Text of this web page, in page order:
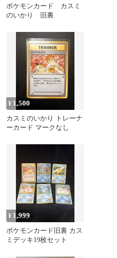
ポケモンカード カスミ
のいかり 旧裏
¥ 1,500
カスミのいかり トレーナ
ーカード マークなし
¥ 1,999
ポケモンカード旧裏 カス
ミデッキ19枚セット